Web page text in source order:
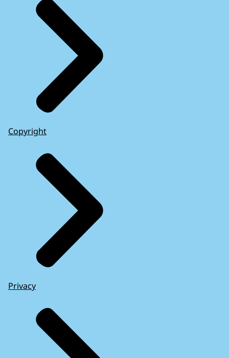
Copyright
Privacy